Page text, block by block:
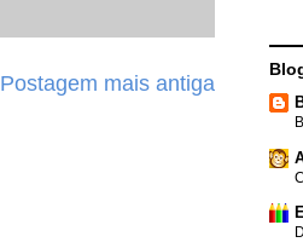
Postagem mais antiga